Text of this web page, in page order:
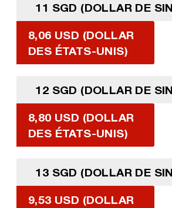
11 SGD (DOLLAR DE
8,06 USD (DOLLAR
DES ÉTATS-UNIS)
12 SGD (DOLLAR DE
8,80 USD (DOLLAR
DES ÉTATS-UNIS)
13 SGD (DOLLAR DE
9,53 USD (DOLLAR